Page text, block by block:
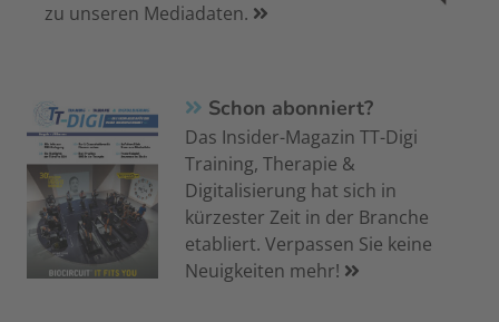
zu unseren Mediadaten.
Schon abonniert?
Das Insider-Magazin TT-Digi
Training, Therapie &
Digitalisierung hat sich in
kürzester Zeit in der Branche
etabliert. Verpassen Sie keine
Neuigkeiten mehr!